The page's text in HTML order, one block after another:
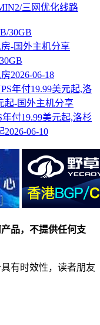
三网优化线路
2026-06-18
付19.99美元起,洛杉
2026-06-10
品，不提供任何支
有时效性，读者朋友